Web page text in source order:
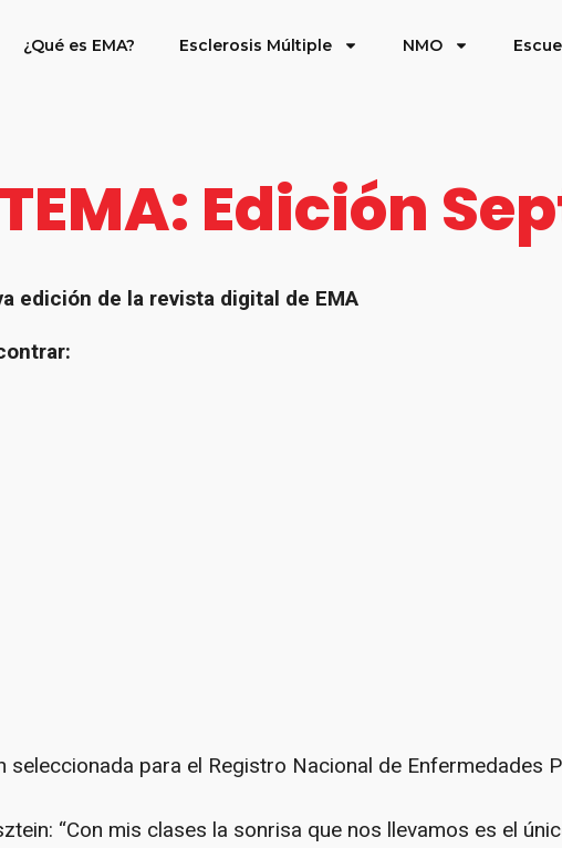
¿Qué es EMA? Esclerosis Múltiple NMO
Edición
edición de la revista digital de EMA
seleccionada para el Registro Nacional de Enfermedades
“Con mis clases la sonrisa que nos llevamos es el